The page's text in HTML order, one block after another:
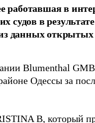
в
судов в
данных открытых
Blumenthal
Одессы за
B, который